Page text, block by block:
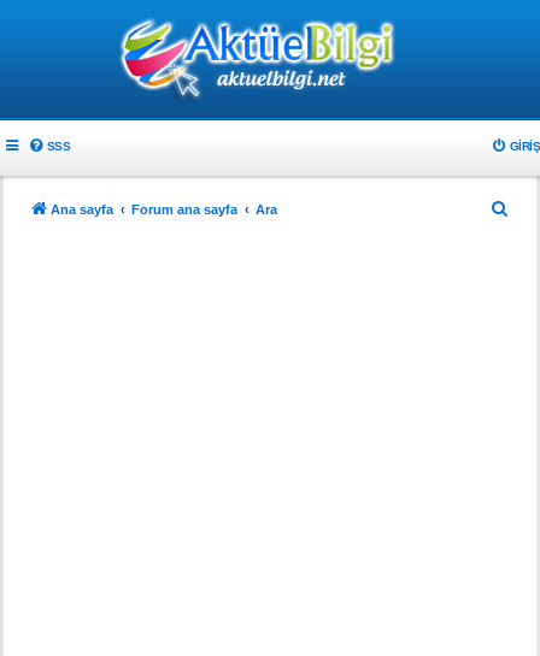
SSS GIRIŞ
Ana sayfa Forum ana sayfa Ara